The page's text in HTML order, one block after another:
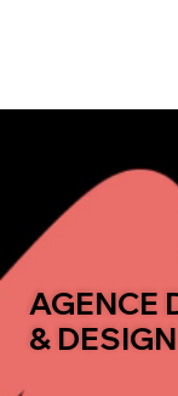
AGENCE
& DESIGN